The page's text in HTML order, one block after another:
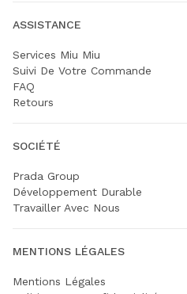
ASSISTANCE
Services Miu Miu
Suivi De Votre Commande
FAQ
Retours
SOCIÉTÉ
Prada Group
Développement Durable
Travailler Avec Nous
MENTIONS LÉGALES
Mentions Légales